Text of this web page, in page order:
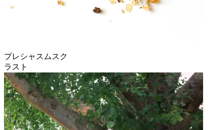
プレシャスムスク
ラスト